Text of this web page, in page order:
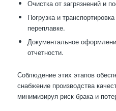
Очистка от загрязнений и
Погрузка и
переплавке.
Документальное
отчетности.
Соблюдение этих этапов
снабжение производства
минимизируя риск брака и